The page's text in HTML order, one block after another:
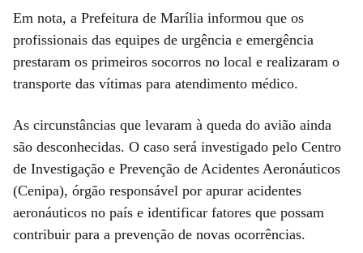
Em nota, a Prefeitura de Marília informou que os
profissionais das equipes de urgência e emergência
prestaram os primeiros socorros no local e realizaram o
transporte das vítimas para atendimento médico.
As circunstâncias que levaram à queda do avião ainda
são desconhecidas. O caso será investigado pelo Centro
de Investigação e Prevenção de Acidentes Aeronáuticos
(Cenipa), órgão responsável por apurar acidentes
aeronáuticos no país e identificar fatores que possam
contribuir para a prevenção de novas ocorrências.